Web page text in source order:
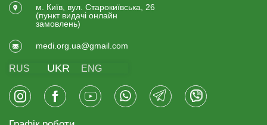
м. Київ, вул. Старокиївська, 26
(пункт видачi онлайн
замовлень)
medi.org.ua@gmail.com
RUS UKR ENG